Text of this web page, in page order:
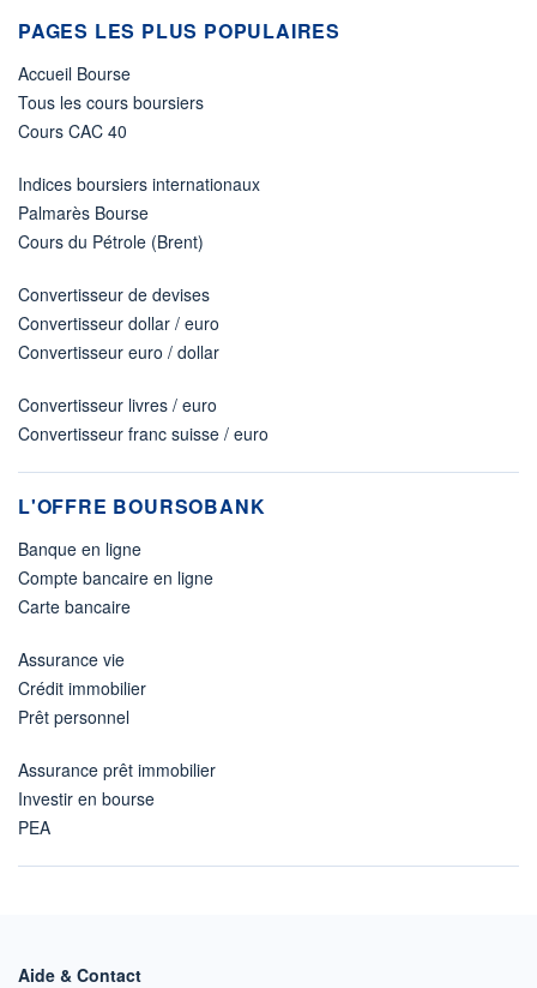
PAGES LES PLUS POPULAIRES
Accueil Bourse
Tous les cours boursiers
Cours CAC 40
Indices boursiers internationaux
Palmarès Bourse
Cours du Pétrole (Brent)
Convertisseur de devises
Convertisseur dollar / euro
Convertisseur euro / dollar
Convertisseur livres / euro
Convertisseur franc suisse / euro
L'OFFRE BOURSOBANK
Banque en ligne
Compte bancaire en ligne
Carte bancaire
Assurance vie
Crédit immobilier
Prêt personnel
Assurance prêt immobilier
Investir en bourse
PEA
Aide & Contact